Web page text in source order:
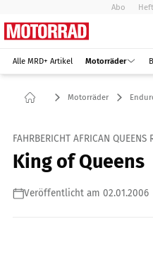
Abo
Alle MRD+ Artikel Motorräder
Motorräder
FAHRBERICHT AFRICAN QUEENS
King of Queens
Veröffentlicht am 02.01.2006